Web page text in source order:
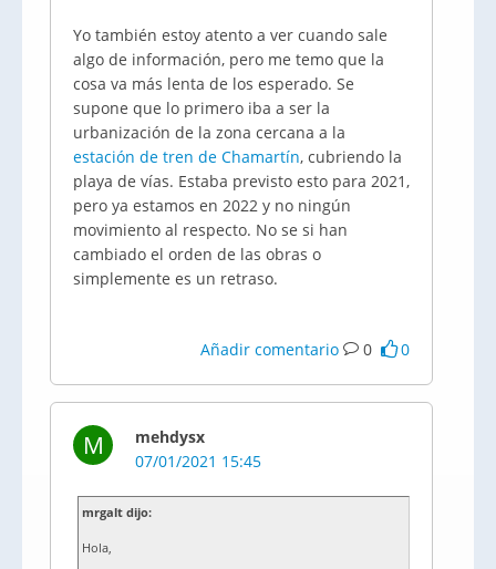
Yo también estoy atento a ver cuando sale
algo de información, pero me temo que la
cosa va más lenta de los esperado. Se
supone que lo primero iba a ser la
urbanización de la zona cercana a la
estación de tren de Chamartín, cubriendo la
playa de vías. Estaba previsto esto para 2021,
pero ya estamos en 2022 y no ningún
movimiento al respecto. No se si han
cambiado el orden de las obras o
simplemente es un retraso.
Añadir comentario 0 0
M
mehdysx
07/01/2021 15:45
mrgalt dijo:
Hola,